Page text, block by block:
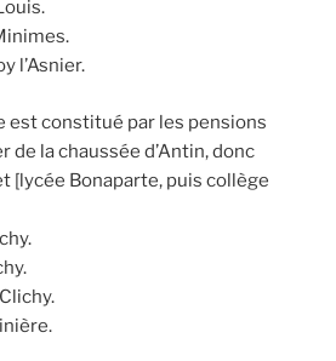
l’Asnier.
est constitué par les pensions
de la chaussée d’Antin, donc
[lycée Bonaparte, puis collège